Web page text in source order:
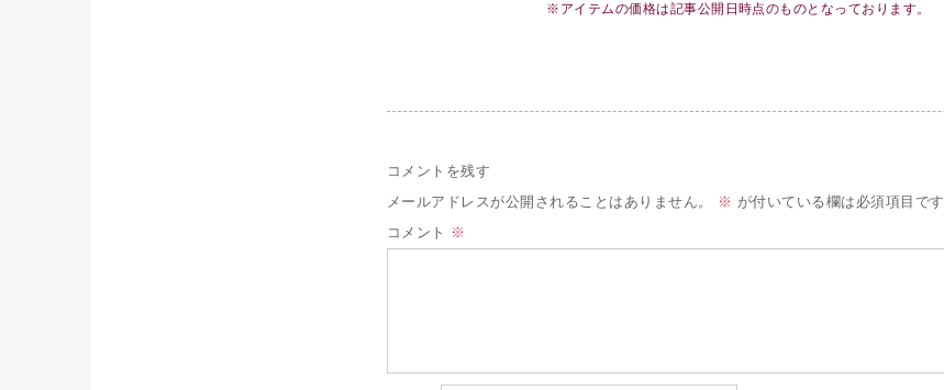
※アイテムの価格は記事公開日時点のものとなっております。
コメントを残す
メールアドレスが公開されることはありません。
※ が付いている欄は必須項目です
コメント
※